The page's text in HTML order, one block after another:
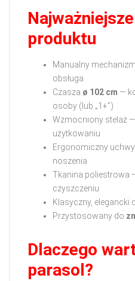
produktu
Manualny
obsługa
Czasza ø 102 cm —
osoby (lub „1+”)
Wzmocniony stelaż
użytkowaniu
Ergonomiczny
noszenia
Tkanina poliestrowa
czyszczeniu
Klasyczny, elegancki
Przystosowany do
Dlaczego
parasol?